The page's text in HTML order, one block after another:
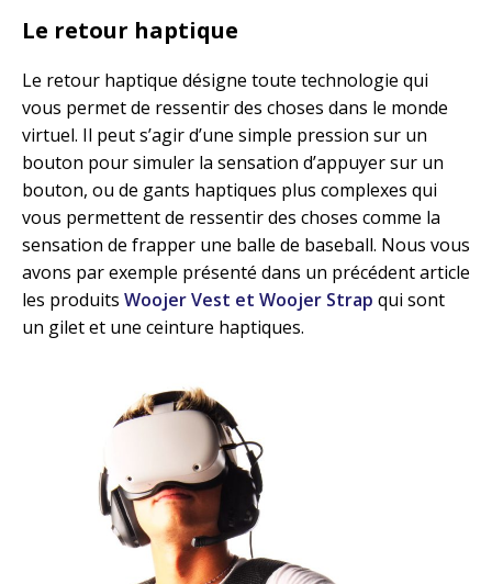
Le retour haptique
Le retour haptique désigne toute technologie qui
vous permet de ressentir des choses dans le monde
virtuel. Il peut s’agir d’une simple pression sur un
bouton pour simuler la sensation d’appuyer sur un
bouton, ou de gants haptiques plus complexes qui
vous permettent de ressentir des choses comme la
sensation de frapper une balle de baseball. Nous vous
avons par exemple présenté dans un précédent article
les produits Woojer Vest et Woojer Strap qui sont
un gilet et une ceinture haptiques.